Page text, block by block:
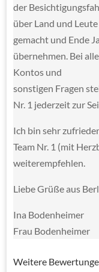
der
über Land und
gemacht und Ende
übernehmen. Bei
Kontos und
sonstigen Fragen
Nr. 1 jederzeit zur
Ich bin sehr
Team Nr. 1 (mit
weiterempfehlen.
Liebe Grüße aus
Ina Bodenheimer
Frau Bodenheimer
Weitere